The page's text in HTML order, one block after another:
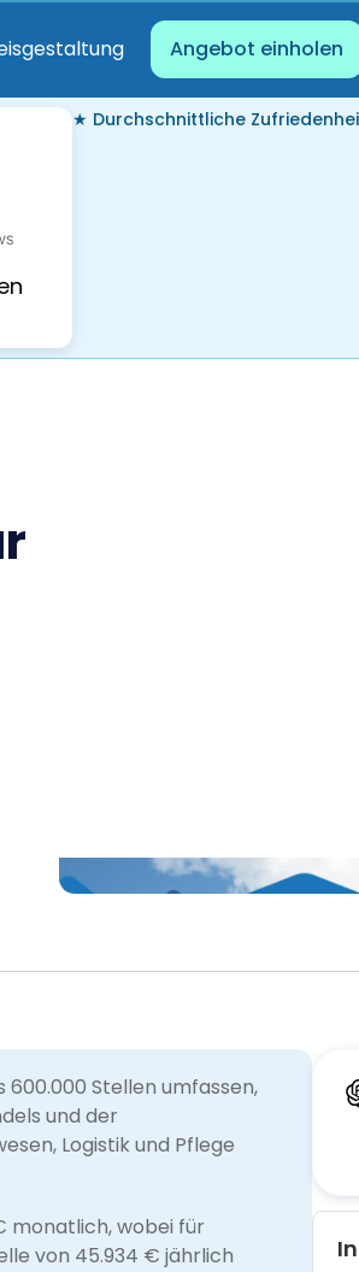
Angebot einholen
★ Durchschnittliche
Stellen umfassen,
und der
Logistik und Pflege
monatlich, wobei für
von 45.934 € jährlich